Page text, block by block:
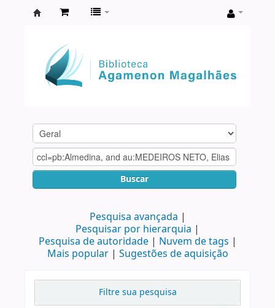
Agamenon
Magalhães
Buscar
Pesquisa avançada
Pesquisar por hierarquia
Pesquisa de autoridade
Nuvem de tags
Mais popular
Sugestões de aquisição
Filtre sua pesquisa